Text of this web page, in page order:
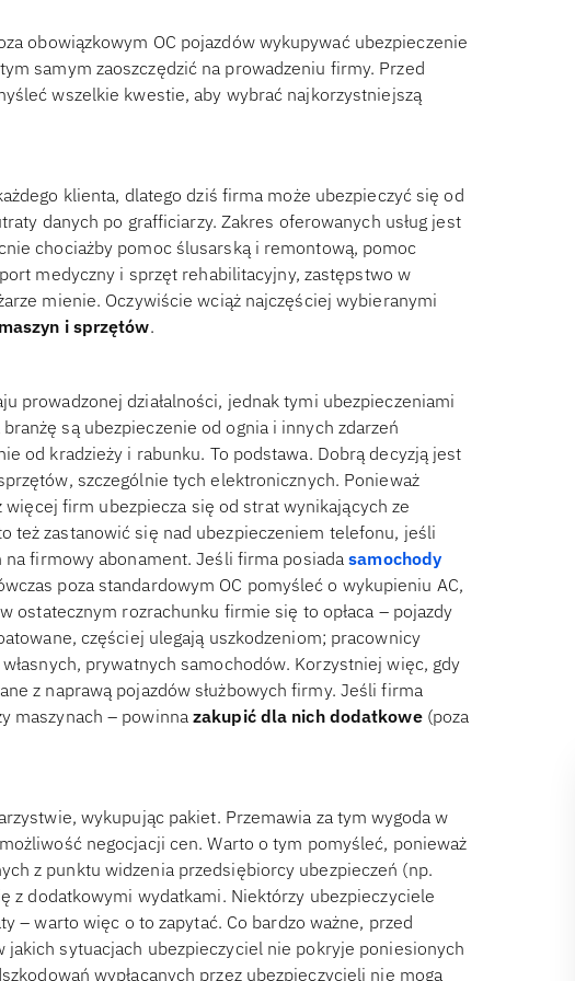
obowiązkowym OC pojazdów wykupywać ubezpieczenie
samym zaoszczędzić na prowadzeniu firmy. Przed
wszelkie kwestie, aby wybrać najkorzystniejszą
klienta, dlatego dziś firma może ubezpieczyć się od
danych po grafficiarzy. Zakres oferowanych usług jest
chociażby pomoc ślusarską i remontową, pomoc
medyczny i sprzęt rehabilitacyjny, zastępstwo w
mienie. Oczywiście wciąż najczęściej wybieranymi
i sprzętów.
prowadzonej działalności, jednak tymi ubezpieczeniami
są ubezpieczenie od ognia i innych zdarzeń
od kradzieży i rabunku. To podstawa. Dobrą decyzją jest
szczególnie tych elektronicznych. Ponieważ
firm ubezpiecza się od strat wynikających ze
też zastanowić się nad ubezpieczeniem telefonu, jeśli
na firmowy abonament. Jeśli firma posiadasamochody
poza standardowym OC pomyśleć o wykupieniu AC,
ostatecznym rozrachunku firmie się to opłaca – pojazdy
częściej ulegają uszkodzeniom; pracownicy
prywatnych samochodów. Korzystniej więc, gdy
z naprawą pojazdów służbowych firmy. Jeśli firma
maszynach – powinnazakupić dla nich dodatkowe(poza
wykupując pakiet. Przemawia za tym wygoda w
negocjacji cen. Warto o tym pomyśleć, ponieważ
z punktu widzenia przedsiębiorcy ubezpieczeń (np.
z dodatkowymi wydatkami. Niektórzy ubezpieczyciele
– warto więc o to zapytać. Co bardzo ważne, przed
sytuacjach ubezpieczyciel nie pokryje poniesionych
wypłacanych przez ubezpieczycieli nie mogą